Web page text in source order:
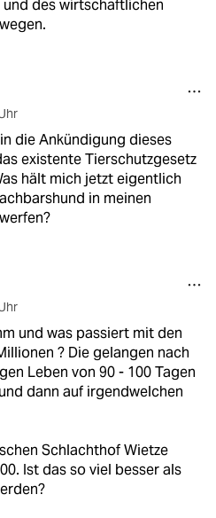
und des wirtschaftlichen
die Ankündigung dieses
existente Tierschutzgesetz
hält mich jetzt eigentlich
in meinen
und was passiert mit den
? Die gelangen nach
Leben von 90 - 100 Tagen
dann auf irgendwelchen
Schlachthof Wietze
Ist das so viel besser als